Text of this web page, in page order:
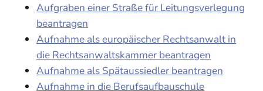
Aufgraben einer Straße für Leitungsverlegung
beantragen
Aufnahme als europäischer Rechtsanwalt in
die Rechtsanwaltskammer beantragen
Aufnahme als Spätaussiedler beantragen
Aufnahme in die Berufsaufbauschule